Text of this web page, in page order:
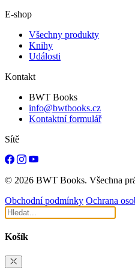
E-shop
Všechny produkty
Knihy
Události
Kontakt
BWT Books
info@bwtbooks.cz
Kontaktní formulář
Sítě
© 2026 BWT Books. Všechna
Obchodní podmínky Ochrana
Košík